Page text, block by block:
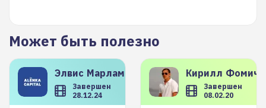
Может быть полезно
Элвис Марламов
Завершен
28.12.24
Кирилл
Завершен
08.02.20